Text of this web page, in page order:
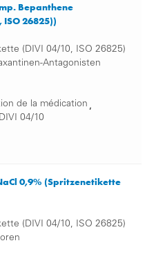
Bepanthene
26825))
(DIVI 04/10, ISO 26825)
Antagonisten
de la médication ,
04/10
0,9% (Spritzenetikette
(DIVI 04/10, ISO 26825)